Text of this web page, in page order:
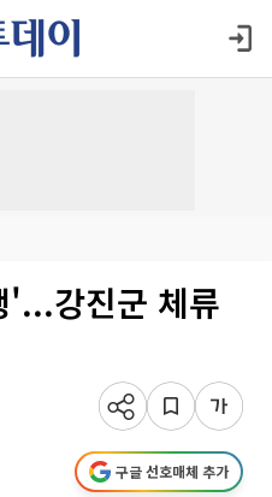
'...강진군 체류
구글 선호매체 추가